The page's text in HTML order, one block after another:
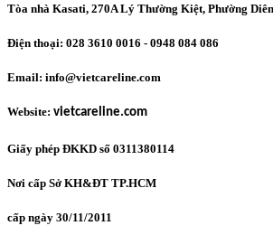
Tòa nhà Kasati, 270A Lý Thường Kiệt, Phường
Điện thoại: 028 3610 0016 - 0948 084 086
Email: info@vietcareline.com
Website: vietcareline.com
Giấy phép ĐKKD số 0311380114
Nơi cấp Sở KH&ĐT TP.HCM
cấp ngày 30/11/2011